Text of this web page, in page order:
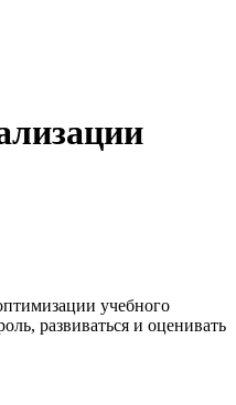
учебного
развиваться и оценивать